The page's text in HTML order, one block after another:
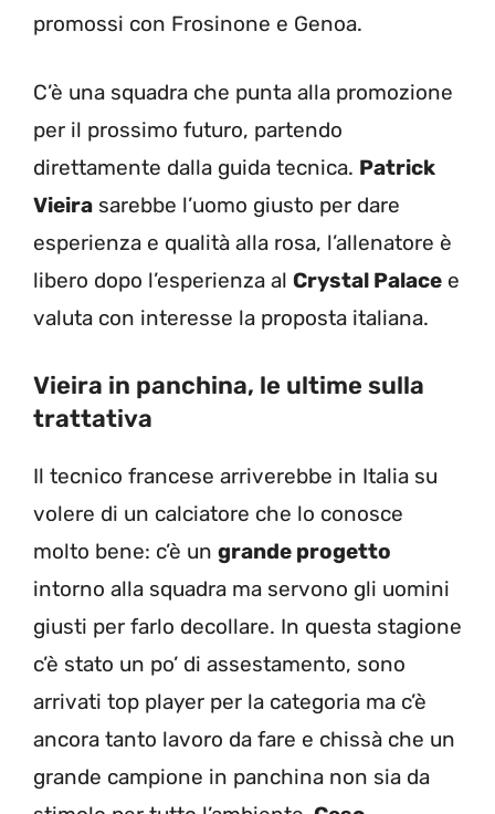
promossi con Frosinone e Genoa.
C’è una squadra che punta alla promozione
per il prossimo futuro, partendo
direttamente dalla guida tecnica. Patrick
Vieira sarebbe l’uomo giusto per dare
esperienza e qualità alla rosa, l’allenatore è
libero dopo l’esperienza al Crystal Palace e
valuta con interesse la proposta italiana.
Vieira in panchina, le ultime sulla
trattativa
Il tecnico francese arriverebbe in Italia su
volere di un calciatore che lo conosce
molto bene: c’è un grande progetto
intorno alla squadra ma servono gli uomini
giusti per farlo decollare. In questa stagione
c’è stato un po’ di assestamento, sono
arrivati top player per la categoria ma c’è
ancora tanto lavoro da fare e chissà che un
grande campione in panchina non sia da